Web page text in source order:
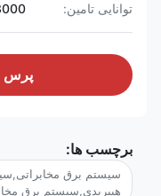
توانایی تامین:
3000 مجموعه
پرس
برچسب ها:
سیستم برق
هیبریدی,سیستم برق